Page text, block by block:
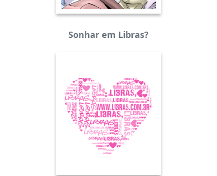
Sonhar em Libras?